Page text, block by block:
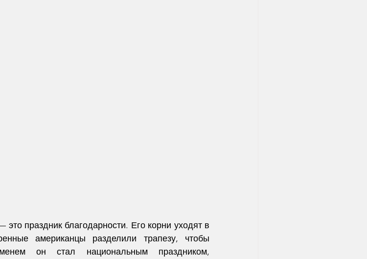
праздник благодарности. Его корни уходят в
американцы разделили трапезу, чтобы
он стал национальным праздником,